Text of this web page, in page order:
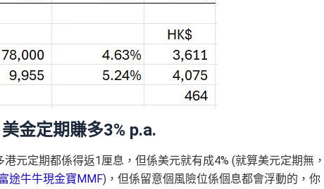
金定期賺多3% p.a.
元定期都係得返1厘息，但係美元就有成4% (就算美元定期無，
途牛牛現金寶MMF)，但係留意個風險位係個息都會浮動的，你